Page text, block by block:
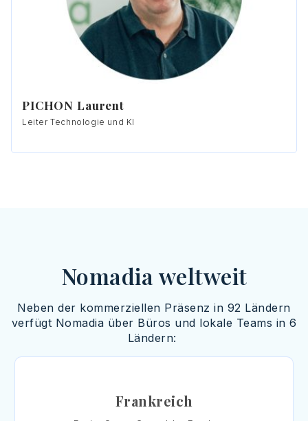
PICHON Laurent
Leiter Technologie und KI
Nomadia weltweit
Neben der kommerziellen Präsenz in 92 Ländern
verfügt Nomadia über Büros und lokale Teams in 6
Ländern:
Frankreich